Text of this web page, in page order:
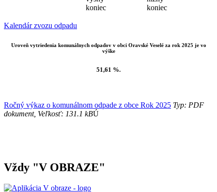
koniec
koniec
Kalendár zvozu odpadu
Uroveň vytriedenia komunálnych odpadov v obci Oravské Veselé za rok 2025 je vo
výške
51,61 %.
Ročný výkaz o komunálnom odpade z obce Rok 2025 Typ: PDF
dokument, Veľkosť: 131.1 kBÚ
Vždy "V OBRAZE"